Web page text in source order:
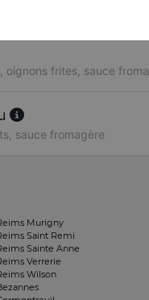
oignons frites, sauce
sauce fromagère
Murigny
Saint Remi
Sainte Anne
Verrerie
Wilson